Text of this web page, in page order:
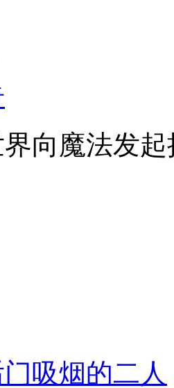
向魔法发起
吸烟的二人